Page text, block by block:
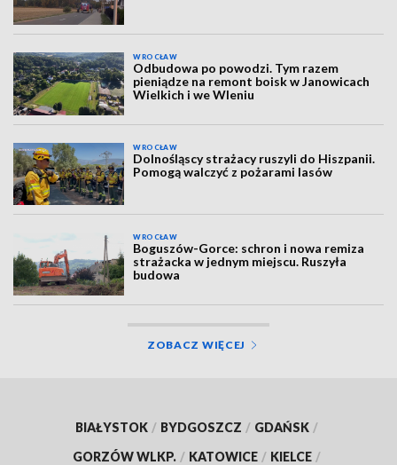
WROCŁAW
Odbudowa po powodzi. Tym razem
pieniądze na remont boisk w Janowicach
Wielkich i we Wleniu
WROCŁAW
Dolnośląscy strażacy ruszyli do Hiszpanii.
Pomogą walczyć z pożarami lasów
WROCŁAW
Boguszów-Gorce: schron i nowa remiza
strażacka w jednym miejscu. Ruszyła
budowa
ZOBACZ WIĘCEJ
BIAŁYSTOK / BYDGOSZCZ / GDAŃSK /
GORZÓW WLKP. / KATOWICE / KIELCE /